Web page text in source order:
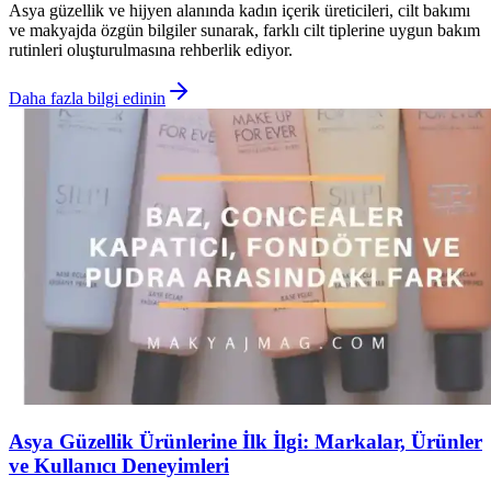
Asya güzellik ve hijyen alanında kadın içerik üreticileri, cilt bakımı
ve makyajda özgün bilgiler sunarak, farklı cilt tiplerine uygun bakım
rutinleri oluşturulmasına rehberlik ediyor.
Daha fazla bilgi edinin
Asya Güzellik Ürünlerine İlk İlgi: Markalar, Ürünler
ve Kullanıcı Deneyimleri